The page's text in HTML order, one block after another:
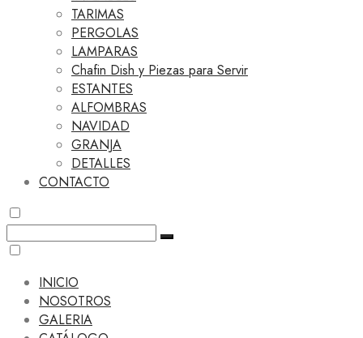
TARIMAS
PERGOLAS
LAMPARAS
Chafin Dish y Piezas para Servir
ESTANTES
ALFOMBRAS
NAVIDAD
GRANJA
DETALLES
CONTACTO
INICIO
NOSOTROS
GALERIA